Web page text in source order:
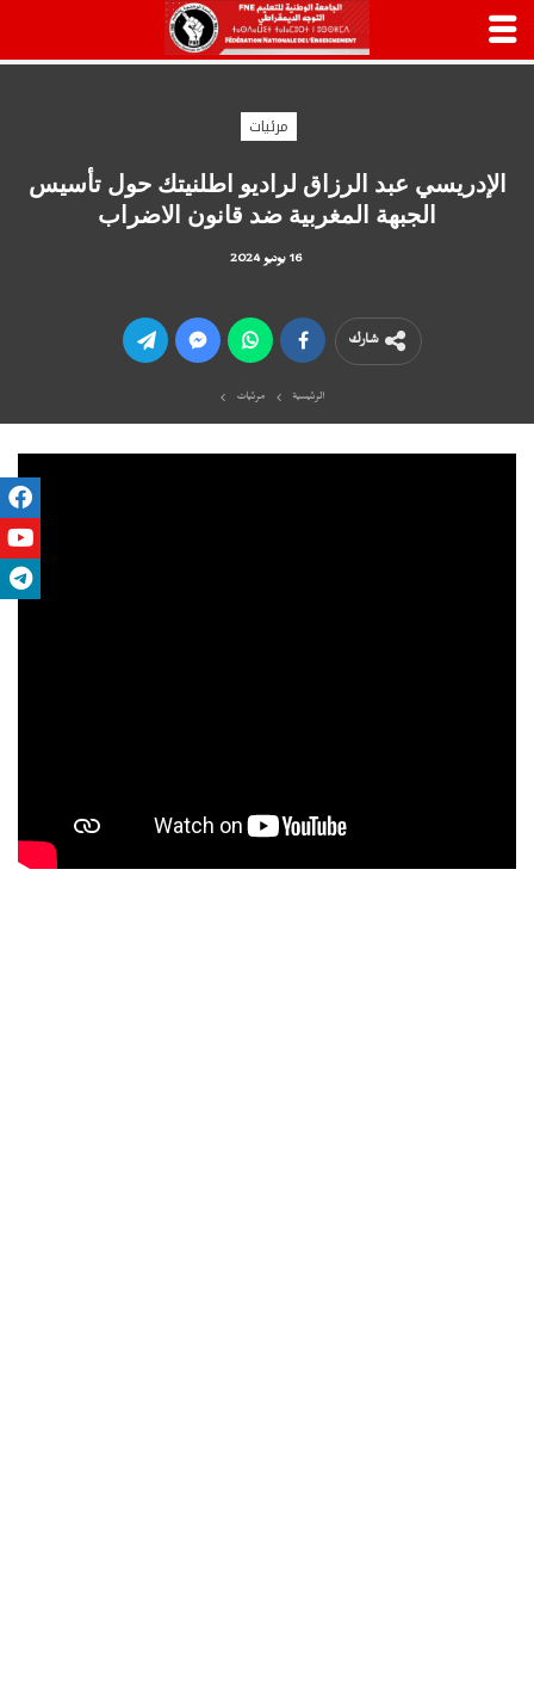
مرئيات
الإدريسي عبد الرزاق لراديو اطلنيتك حول تأسيس
الجبهة المغربية ضد قانون الاضراب
16 يونيو 2024
شارك
الرئيسية مرئيات